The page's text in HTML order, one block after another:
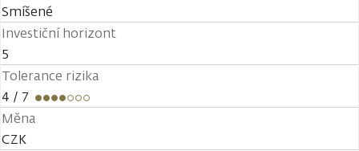
Smíšené
Investiční horizont
5
Tolerance rizika
4 / 7
Měna
CZK